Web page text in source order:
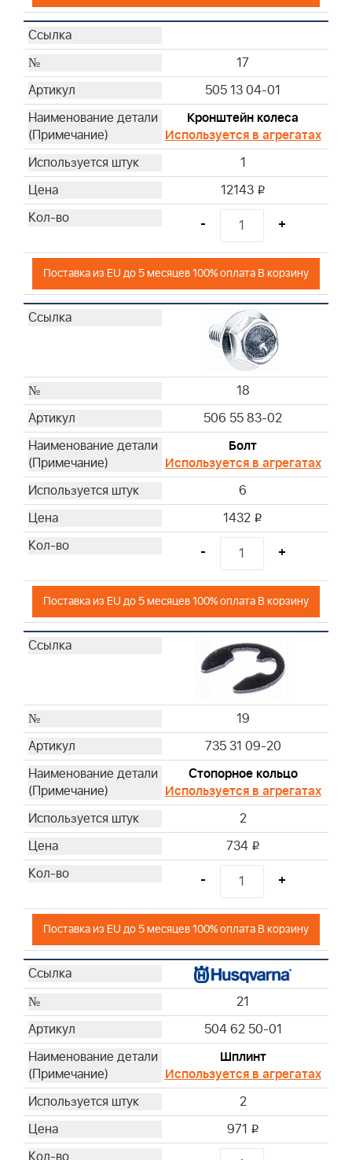
17
505 13 04-01
Кронштейн колеса
Используется в агрегатах
1
12143 i
- +
Поставка из EU до 5 месяцев 100% оплата В корзину
18
506 55 83-02
Болт
Используется в агрегатах
6
1432 i
- +
Поставка из EU до 5 месяцев 100% оплата В корзину
19
735 31 09-20
Стопорное кольцо
Используется в агрегатах
2
734 i
- +
Поставка из EU до 5 месяцев 100% оплата В корзину
21
504 62 50-01
Шплинт
Используется в агрегатах
2
971 i